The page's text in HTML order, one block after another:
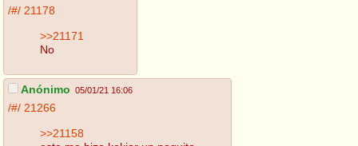
/#/ 21178
>>21171
No
Anónimo 05/01/21 16:06
/#/ 21266
>>21158